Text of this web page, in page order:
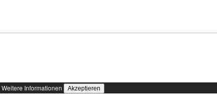
Weitere Informationen Akzeptieren